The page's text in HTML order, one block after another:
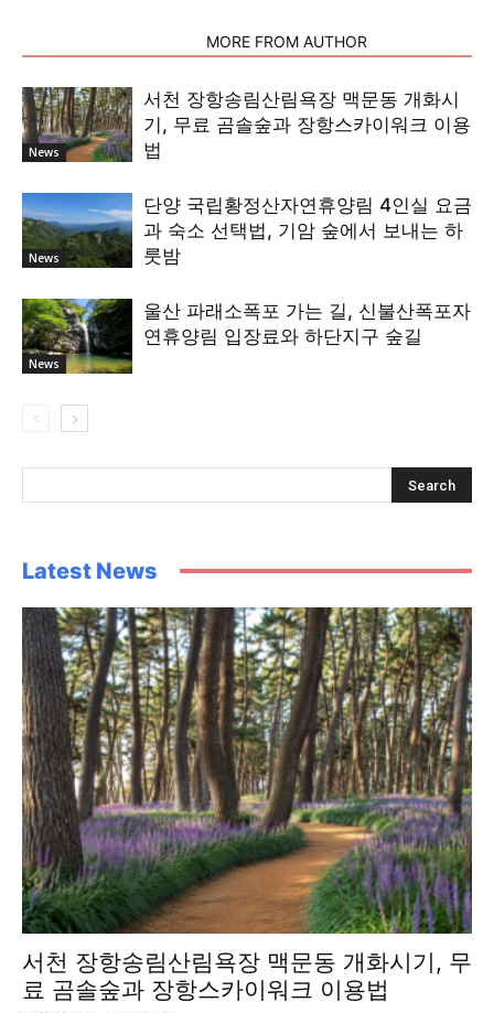
MORE FROM AUTHOR
News
서천 장항송림산림욕장 맥문동 개화시
기, 무료 곰솔숲과 장항스카이워크 이용
법
News
단양 국립황정산자연휴양림 4인실 요금
과 숙소 선택법, 기암 숲에서 보내는 하
룻밤
News
울산 파래소폭포 가는 길, 신불산폭포자
연휴양림 입장료와 하단지구 숲길
Latest News
서천 장항송림산림욕장 맥문동 개화시기, 무
료 곰솔숲과 장항스카이워크 이용법